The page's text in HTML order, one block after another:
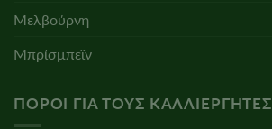
Μελβούρνη
Μπρίσμπεϊν
ΠΌΡΟΙ ΓΙΑ ΤΟΥΣ ΚΑΛΛΙΕΡΓΗΤΈΣ